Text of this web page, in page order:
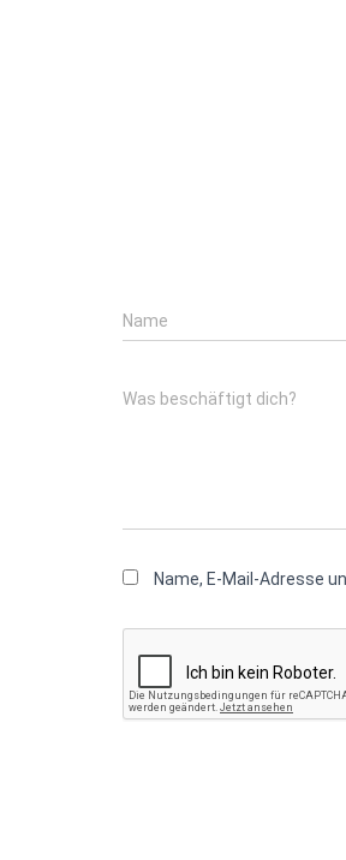
Name
Was beschäftigt dich?
Name, E-Mail-Adresse